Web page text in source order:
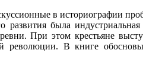
в историографии
развития была
При этом крестьяне
революции. В книге